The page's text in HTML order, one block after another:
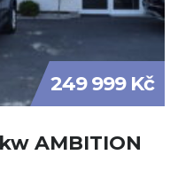
249 999 Kč
AMBITION